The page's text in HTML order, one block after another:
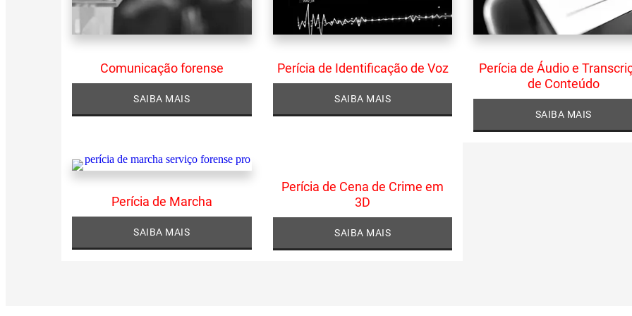
Comunicação forense
SAIBA MAIS
Perícia de Identificação de Voz
SAIBA MAIS
Perícia de Áudio e
de Conteúdo
SAIBA MAIS
Perícia de Marcha
SAIBA MAIS
Perícia de Cena de Crime em
3D
SAIBA MAIS